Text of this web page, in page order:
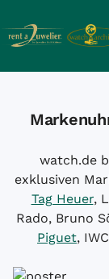
watch.de
exklusiven
Tag Heuer,
Rado, Bruno
Piguet,